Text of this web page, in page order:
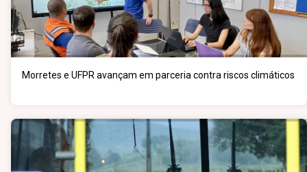
Morretes e UFPR avançam em parceria contra riscos climáticos